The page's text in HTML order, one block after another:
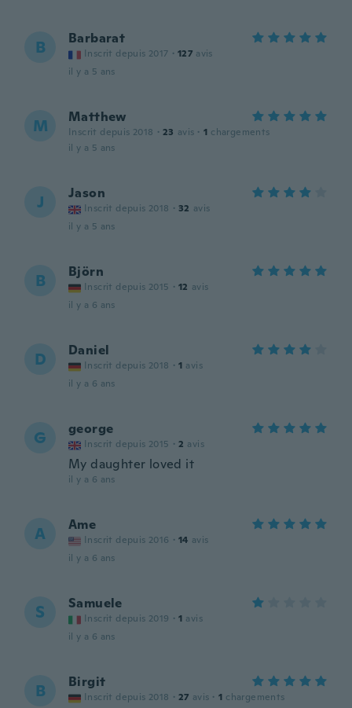
B Barbarat
Inscrit depuis 2017 · 127 avis
il y a 5 ans
M Matthew
Inscrit depuis 2018 · 23 avis · 1 chargements
il y a 5 ans
J Jason
Inscrit depuis 2018 · 32 avis
il y a 5 ans
B Björn
Inscrit depuis 2015 · 12 avis
il y a 6 ans
D Daniel
Inscrit depuis 2018 · 1 avis
il y a 6 ans
G george
Inscrit depuis 2015 · 2 avis
My daughter loved it
il y a 6 ans
A Ame
Inscrit depuis 2016 · 14 avis
il y a 6 ans
S Samuele
Inscrit depuis 2019 · 1 avis
il y a 6 ans
B Birgit
Inscrit depuis 2018 · 27 avis · 1 chargements